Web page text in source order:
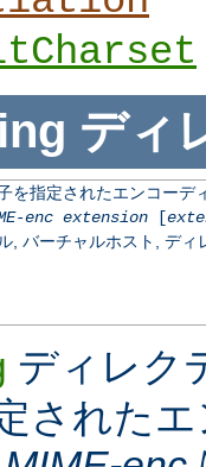
ディ
を指定されたエンコーデ
enc extension[
, バーチャルホスト, ディ
ディレク
された